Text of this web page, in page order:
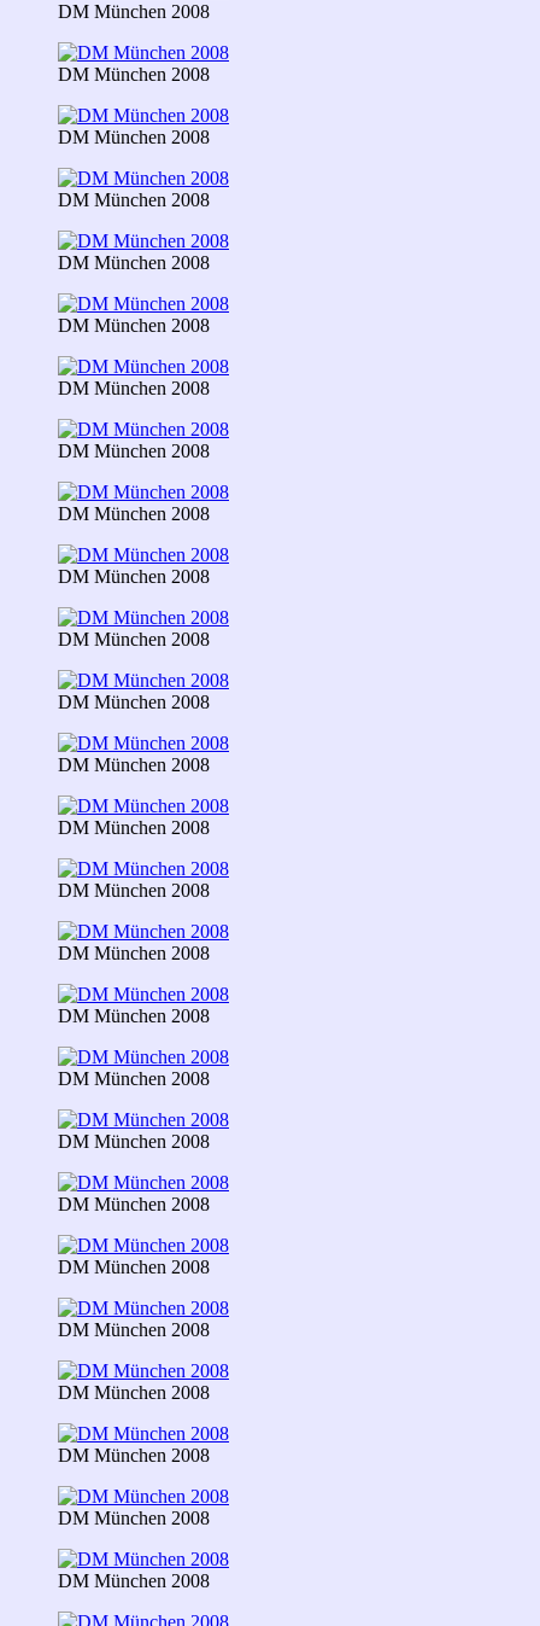
DM München 2008
DM München 2008
DM München 2008
DM München 2008
DM München 2008
DM München 2008
DM München 2008
DM München 2008
DM München 2008
DM München 2008
DM München 2008
DM München 2008
DM München 2008
DM München 2008
DM München 2008
DM München 2008
DM München 2008
DM München 2008
DM München 2008
DM München 2008
DM München 2008
DM München 2008
DM München 2008
DM München 2008
DM München 2008
DM München 2008